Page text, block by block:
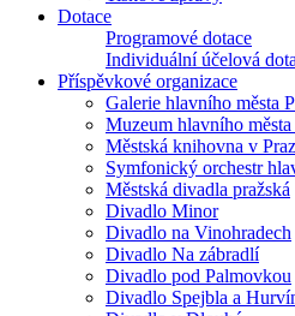
Dotace
Programové dotace
Individuální účelová
Příspěvkové organizace
Galerie hlavního města
Muzeum hlavního
Městská knihovna v
Symfonický orchestr
Městská divadla pražská
Divadlo Minor
Divadlo na Vinohradech
Divadlo Na zábradlí
Divadlo pod Palmovkou
Divadlo Spejbla a